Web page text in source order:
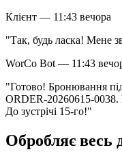
Клієнт — 11:43 вечора
"Так, будь ласка! Мене
WorCo Bot — 11:43
"Готово! Бронювання
ORDER-20260615-
До зустрічі 15-го!"
Обробляє весь